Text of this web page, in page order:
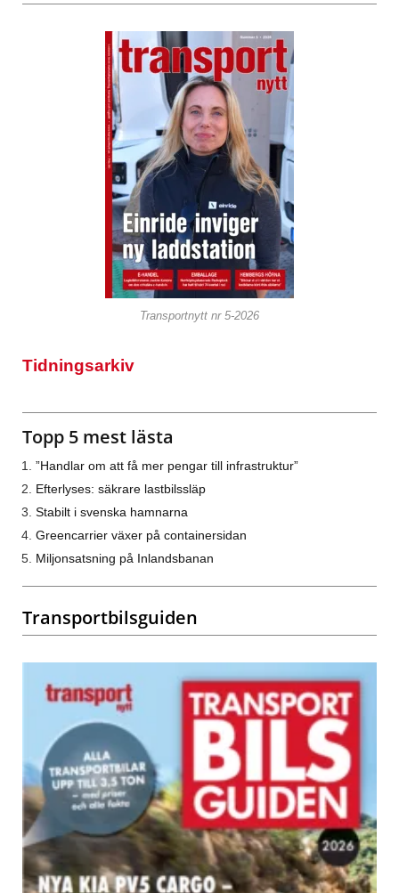
Transportnytt nr 5-2026
Tidningsarkiv
Topp 5 mest lästa
”Handlar om att få mer pengar till infrastruktur”
Efterlyses: säkrare lastbilssläp
Stabilt i svenska hamnarna
Greencarrier växer på containersidan
Miljonsatsning på Inlandsbanan
Transportbilsguiden